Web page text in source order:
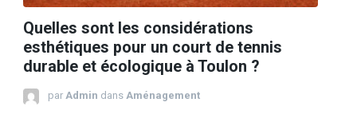
Quelles sont les considérations
esthétiques pour un court de tennis
durable et écologique à Toulon ?
par Admin dans Aménagement